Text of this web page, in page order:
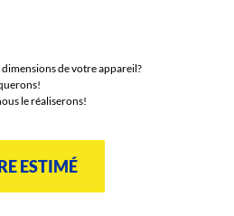
de votre appareil?
le réaliserons!
ESTIMÉ